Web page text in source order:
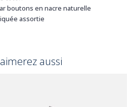
boutons en nacre naturelle
assortie
aussi